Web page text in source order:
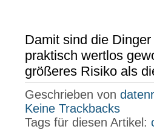
Damit sind die
praktisch wertlos
größeres Risiko als
Geschrieben von
Keine Trackbacks
Tags für diesen Artikel: